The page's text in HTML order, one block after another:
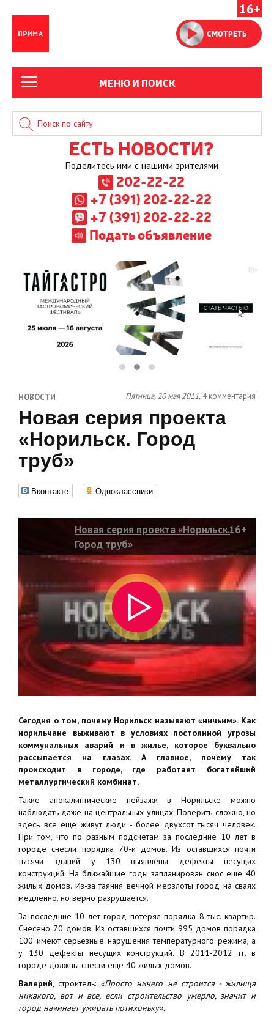
16+
СМОТРЕТЬ
МЕНЮ И ПОИСК
ЕСТЬ НОВОСТИ?
Поделитесь ими с нашими зрителями
202-22-22
+7 (391) 202-22-22
+7 (391) 202-22-22
Подать объявление
НОВОСТИ Пятница, 20 мая 2011, 4 комментария
Новая серия проекта
«Норильск. Город
труб»
Вконтакте Одноклассники
Новая серия проекта «Норильск.
Город труб»
16+
Сегодня о том, почему Норильск называют «ничьим». Как
норильчане выживают в условиях постоянной угрозы
коммунальных аварий и в жилье, которое буквально
рассыпается на глазах. А главное, почему так
происходит в городе, где работает богатейший
металлургический комбинат.
Такие апокалиптические пейзажи в Норильске можно
наблюдать даже на центральных улицах. Поверить сложно, но
здесь все еще живут люди - более двухсот тысяч человек.
При том, что по разным подсчетам за последние 10 лет в
городе снесли порядка 70-и домов. Из оставшихся почти
тысячи зданий у 130 выявлены дефекты несущих
конструкций. На ближайшие годы запланирован снос еще 40
жилых домов. Из-за таяния вечной мерзлоты город на сваях
медленно, но верно разрушается.
За последние 10 лет город потерял порядка 8 тыс. квартир.
Снесено 70 домов. Из оставшихся почти 995 домов порядка
100 имеют серьезные нарушения температурного режима, а
у 130 дефекты несущих конструкций. В 2011-2012 гг. в
городе должны снести еще 40 жилых домов.
Валерий, строитель: «Просто ничего не строится - жилища
никакого, вот и все, если строительство умерло, значит и
город начинает умирать потихоньку».